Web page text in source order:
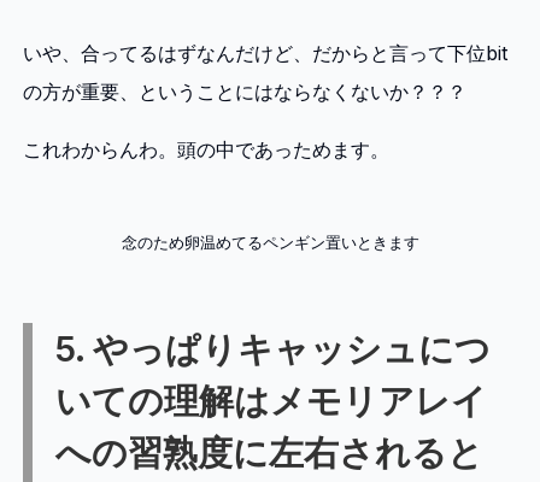
いや、合ってるはずなんだけど、だからと言って下位bit
の方が重要、ということにはならなくないか？？？
これわからんわ。頭の中であっためます。
念のため卵温めてるペンギン置いときます
5. やっぱりキャッシュにつ
いての理解はメモリアレイ
への習熟度に左右されると